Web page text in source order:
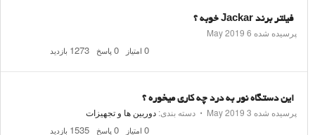
فیلتر برند Jackar خوبه ؟
پرسیده شده 6 May 2019
1273 بازدید 0 پاسخ 0 امتیاز
این دستگاه نور به درد چه کاری میخوره ؟
پرسیده شده 3 May 2019
⋅ دسته بندی: دوربین ها و تجهیزات
1535 بازدید 0 پاسخ 0 امتیاز